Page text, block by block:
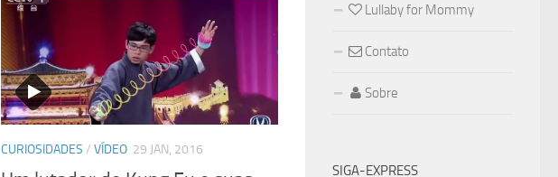
CURIOSIDADES / VÍDEO 29 JAN, 2016
Lullaby for Mommy
Contato
Sobre
SIGA-EXPRESS